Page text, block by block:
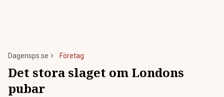
Dagensps.se Företag
Det stora slaget om Londons
pubar